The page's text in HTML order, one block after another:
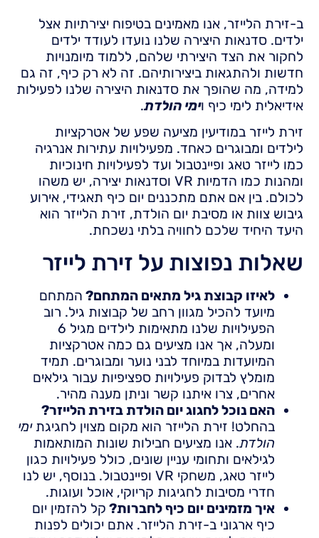
ב-זירת הלייזר, אנו מאמינים בטיפוח יצירתיות אצל
ילדים. סדנאות היצירה שלנו נועדו לעודד ילדים
לחקור את הצד היצירתי שלהם, ללמוד מיומנויות
חדשות ולהתגאות ביצירותיהם. זה לא רק כיף, זה גם
למידה, מה שהופך את סדנאות היצירה שלנו לפעילות
אידיאלית לימי כיף וימי הולדת.
זירת לייזר במודיעין מציעה שפע של אטרקציות
לילדים ומבוגרים כאחד. מפעילויות עתירות אנרגיה
כמו לייזר טאג ופיינטבול ועד לפעילויות חינוכיות
ומהנות כמו הדמיות VR וסדנאות יצירה, יש משהו
לכולם. בין אם אתם מתכננים יום כיף תאגידי, אירוע
גיבוש צוות או מסיבת יום הולדת, זירת הלייזר הוא
היעד היחיד שלכם לחוויה בלתי נשכחת.
שאלות נפוצות על זירת לייזר
לאיזו קבוצת גיל מתאים המתחם? המתחם
מיועד להכיל מגוון רחב של קבוצות גיל. רוב
הפעילויות שלנו מתאימות לילדים מגיל 6
ומעלה, אך אנו מציעים גם כמה אטרקציות
המיועדות במיוחד לבני נוער ומבוגרים. תמיד
מומלץ לבדוק פעילויות ספציפיות עבור גילאים
אחרים, צרו איתנו קשר וניתן מענה מהיר.
האם נוכל לחגוג יום הולדת בזירת הלייזר?
בהחלט! זירת הלייזר הוא מקום מצוין לחגיגתימי
הולדת. אנו מציעים חבילות שונות המותאמות
לגילאים ותחומי עניין שונים, כולל פעילויות כגון
לייזר טאג, משחקי VR ופיינטבול. בנוסף, יש לנו
חדרי מסיבות לחגיגות קריוקי, אוכל ועוגות.
איך מזמינים יום כיף לחברות? קל להזמין יום
כיף ארגוני ב-זירת הלייזר. אתם יכולים לפנות